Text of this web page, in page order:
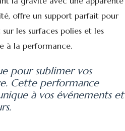
offre un support parfait pour
les surfaces polies et les
à la performance.
pour sublimer vos
Cette performance
à vos événements et